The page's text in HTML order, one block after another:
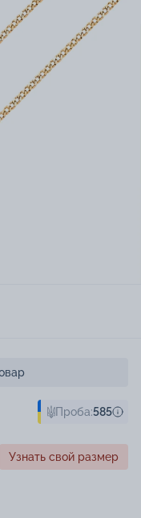
Проба:585
Узнать свой размер